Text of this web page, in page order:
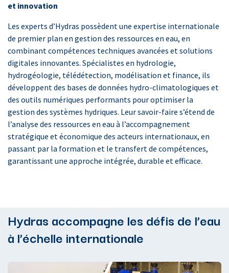
et innovation
Les experts d’Hydras possèdent une expertise internationale
de premier plan en gestion des ressources en eau, en
combinant compétences techniques avancées et solutions
digitales innovantes. Spécialistes en hydrologie,
hydrogéologie, télédétection, modélisation et finance, ils
développent des bases de données hydro-climatologiques et
des outils numériques performants pour optimiser la
gestion des systèmes hydriques. Leur savoir-faire s’étend de
l’analyse des ressources en eau à l’accompagnement
stratégique et économique des acteurs internationaux, en
passant par la formation et le transfert de compétences,
garantissant une approche intégrée, durable et efficace.
Hydras accompagne les défis de l’eau
à l’échelle internationale